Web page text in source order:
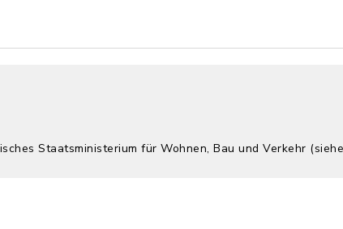
Staatsministerium für Wohnen, Bau und Verkehr (siehe